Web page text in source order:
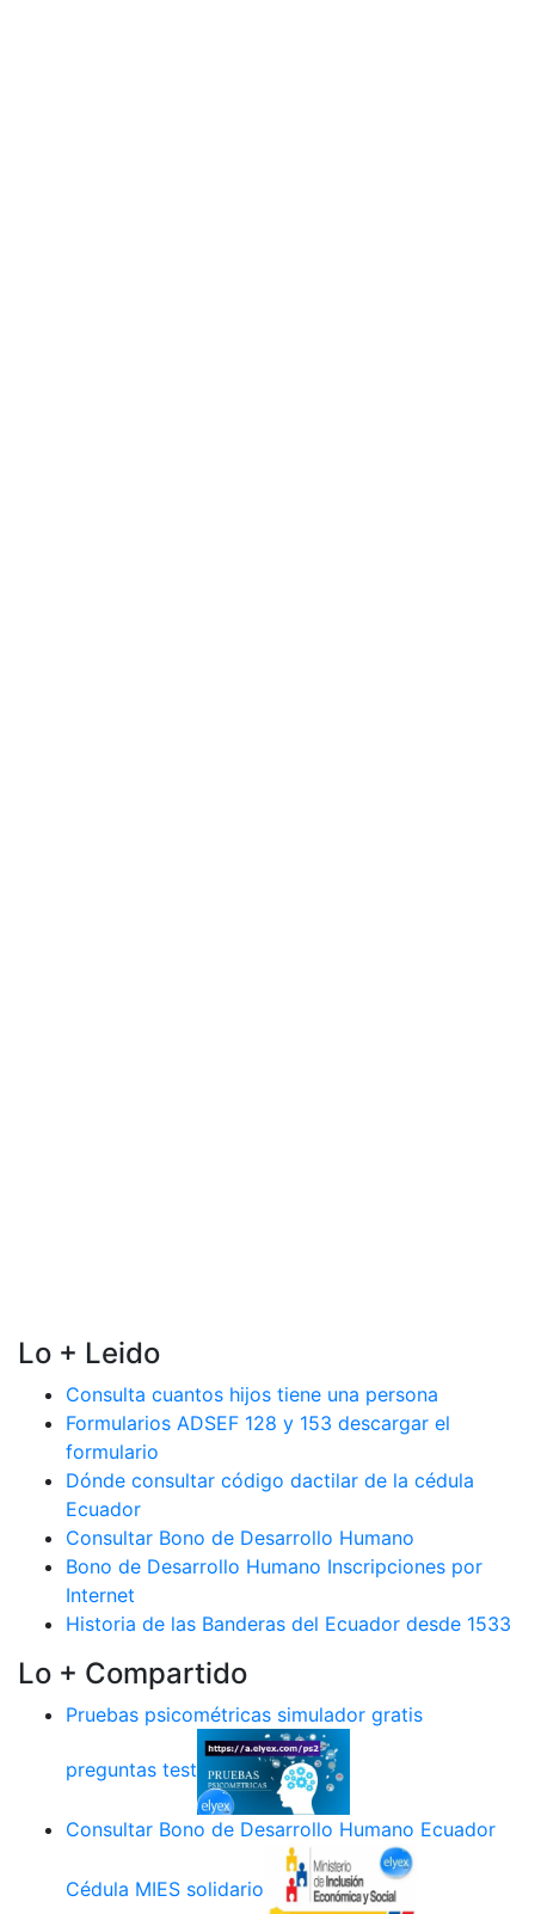
Lo + Leido
Consulta cuantos hijos tiene una persona
Formularios ADSEF 128 y 153 descargar el
formulario
Dónde consultar código dactilar de la cédula
Ecuador
Consultar Bono de Desarrollo Humano
Bono de Desarrollo Humano Inscripciones por
Internet
Historia de las Banderas del Ecuador desde 1533
Lo + Compartido
Pruebas psicométricas simulador gratis
preguntas test
Consultar Bono de Desarrollo Humano Ecuador
Cédula MIES solidario